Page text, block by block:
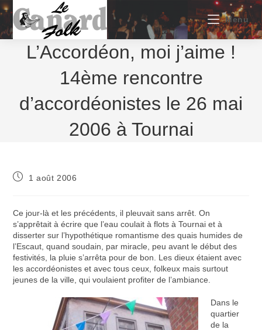
Skip
to
content
Menu
L’Accordéon, moi j’aime !
14ème rencontre
d’accordéonistes le 26 mai
2006 à Tournai
Publication
1 août 2006
Ce jour-là et les précédents, il pleuvait sans arrêt. On
s’apprêtait à écrire que l’eau coulait à flots à Tournai et à
disserter sur l’hypothétique romantisme des quais humides de
l’Escaut, quand soudain, par miracle, peu avant le début des
festivités, la pluie s’arrêta pour de bon. Les dieux étaient avec
les accordéonistes et avec tous ceux, folkeux mais surtout
jeunes de la ville, qui voulaient profiter de l’ambiance.
Dans le
quartier
de la